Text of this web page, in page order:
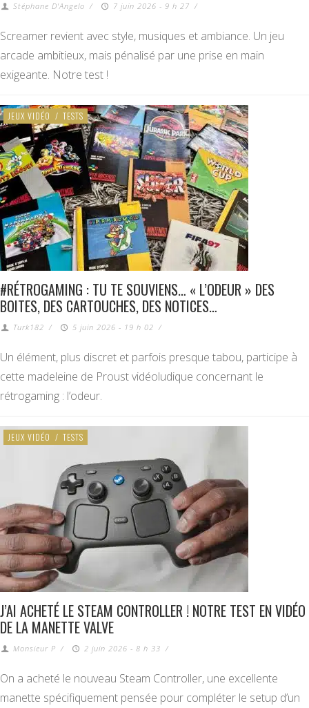
Stéphane D'Angelo / 7 juin 2026 - 9 h 27 /
Screamer revient avec style, musiques et ambiance. Un jeu
arcade ambitieux, mais pénalisé par une prise en main
exigeante. Notre test !
JEUX VIDÉO / TESTS
#RÉTROGAMING : TU TE SOUVIENS… « L’ODEUR » DES
BOITES, DES CARTOUCHES, DES NOTICES…
Turk182 / 5 juin 2026 - 19 h 02 /
Un élément, plus discret et parfois presque tabou, participe à
cette madeleine de Proust vidéoludique concernant le
rétrogaming : l’odeur.
JEUX VIDÉO / TESTS
J’AI ACHETÉ LE STEAM CONTROLLER ! NOTRE TEST EN VIDÉO
DE LA MANETTE VALVE
Monsieur P / 2 juin 2026 - 8 h 33 /
On a acheté le nouveau Steam Controller, une excellente
manette spécifiquement pensée pour compléter le setup d’un